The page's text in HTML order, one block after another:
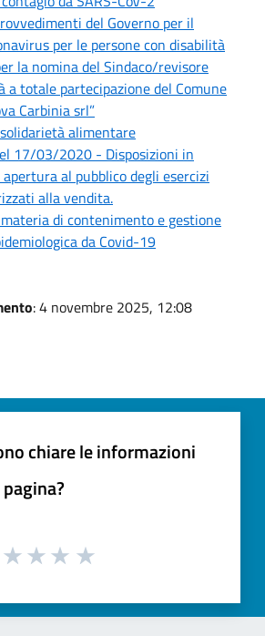
del Governo per il
per le persone con disabilità
la nomina del Sindaco/revisore
a totale partecipazione del Comune
Carbinia srl”
alimentare
17/03/2020 - Disposizioni in
al pubblico degli esercizi
alla vendita.
di contenimento e gestione
da Covid-19
: 4 novembre 2025, 12:08
chiare le informazioni